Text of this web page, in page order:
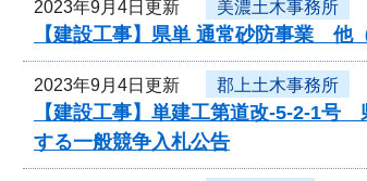
2023年9月4日更新 美濃土木事務所
【建設工事】県単 通常砂防事業
2023年9月4日更新 郡上土木事務所
【建設工事】単建工第道改-5-2-1
する一般競争入札公告